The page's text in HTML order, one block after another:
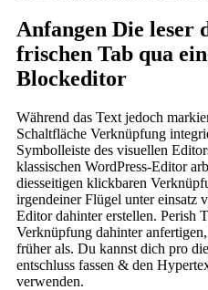
Anfangen Die
frischen Tab qua
Blockeditor
Während das Text jedoch
Schaltfläche Verknüpfung
Symbolleiste des visuellen
klassischen WordPress-Editor
diesseitigen klickbaren
irgendeiner Flügel unter einsatz
Editor dahinter erstellen. Perish
Verknüpfung dahinter
früher als. Du kannst dich pro
entschluss fassen & den
verwenden.